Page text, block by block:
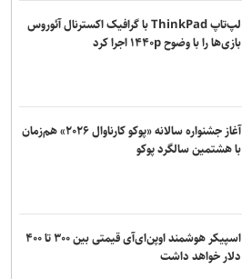
لپ‌تاپ ThinkPad با گرافیک اکسترنال آئوروس
بازی‌ها را با وضوح ۱۴۴۰p اجرا کرد
آغاز جشنواره سالانه «پوکو کارناوال ۲۰۲۶» هم‌زمان
با هشتمین سالگرد پوکو
اسپیکر هوشمند اوپن‌ای‌آی قیمتی بین ۳۰۰ تا ۴۰۰
دلار خواهد داشت